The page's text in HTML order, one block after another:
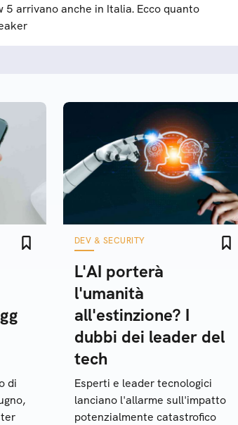
5 arrivano anche in Italia. Ecco quanto
di
DEV & SECURITY
L'AI porterà
l'umanità
all'estinzione? I
dubbi dei leader del
tech
Esperti e leader tecnologici
lanciano l'allarme sull'impatto
potenzialmente catastrofico